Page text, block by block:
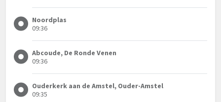
Noordplas
09:36
Abcoude, De Ronde Venen
09:36
Ouderkerk aan de Amstel, Ouder-Amstel
09:35